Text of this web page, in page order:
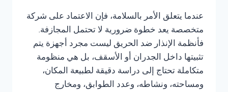
عندما يتعلق الأمر بالسلامة، فإن الاعتماد على شركة
متخصصة يعد خطوة ضرورية لا تحتمل المجازفة.
فأنظمة الإنذار ضد الحريق ليست مجرد أجهزة يتم
تثبيتها داخل الجدران أو الأسقف، بل هي منظومة
متكاملة تحتاج إلى دراسة دقيقة لطبيعة المكان،
ومساحته، ونشاطه، وعدد الطوابق، ومخارج